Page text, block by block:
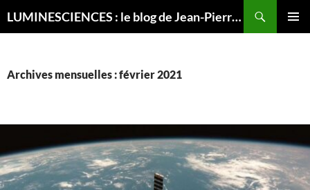
LUMINESCIENCES : le blog de Jean-Pierre LUMINET, astrophysicien
Archives mensuelles : février 2021